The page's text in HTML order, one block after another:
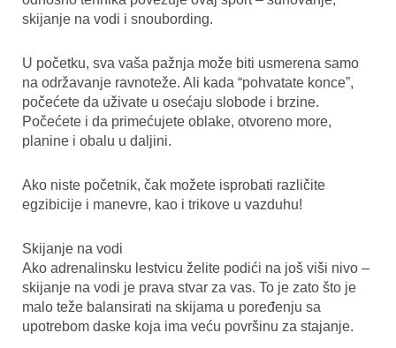
skijanje na vodi i snoubording.
U početku, sva vaša pažnja može biti usmerena samo
na održavanje ravnoteže. Ali kada “pohvatate konce”,
počećete da uživate u osećaju slobode i brzine.
Počećete i da primećujete oblake, otvoreno more,
planine i obalu u daljini.
Ako niste početnik, čak možete isprobati različite
egzibicije i manevre, kao i trikove u vazduhu!
Skijanje na vodi
Ako adrenalinsku lestvicu želite podići na još viši nivo –
skijanje na vodi je prava stvar za vas. To je zato što je
malo teže balansirati na skijama u poređenju sa
upotrebom daske koja ima veću površinu za stajanje.